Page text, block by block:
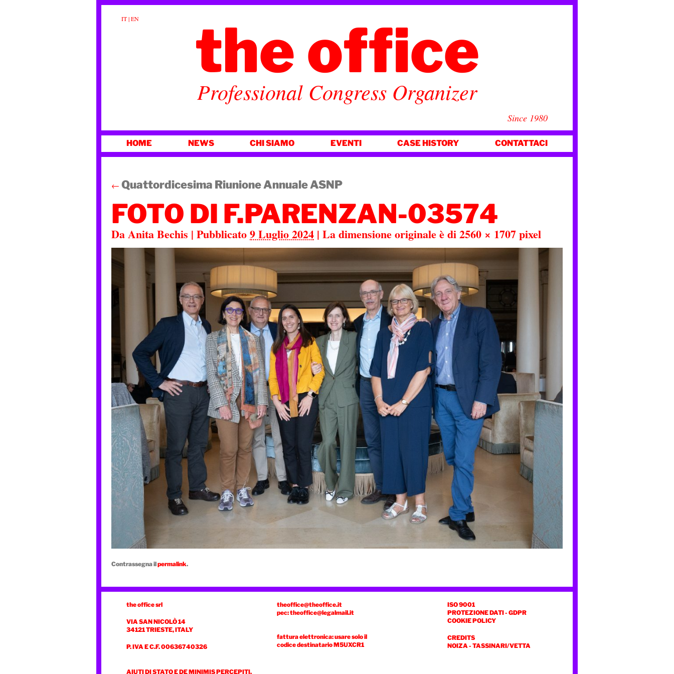
IT|EN the office
Professional Congress Organizer
Since 1980
AL
HOME NEWS CHI SIAMO EVENTI CASE HISTORY CONTATTACI
← Quattordicesima Riunione Annuale ASNP
FOTO DI F.PARENZAN-03574
DaAnita Bechis | Pubblicato9 Luglio 2024 | La dimensione originale è di2560 × 1707pixel
Contrassegna ilpermalink.
the office srl
VIA SAN NICOLÒ 14
34121 TRIESTE, ITALY
P. IVA E C.F. 00636740326
AIUTI DI STATO E DE MINIMIS PERCEPITI.
theoffice@theoffice.it
pec: theoffice@legalmail.it
fattura elettronica: usare solo il
codice destinatarioM5UXCR1
ISO 9001
PROTEZIONE DATI - GDPR
COOKIE POLICY
CREDITS
NOIZA- TASSINARI/VETTA